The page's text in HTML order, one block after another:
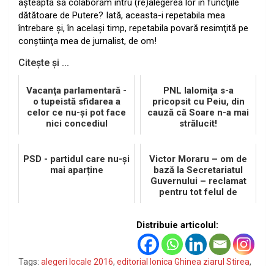
aşteaptă să colaborăm întru (re)alegerea lor în funcţiile
dătătoare de Putere? Iată, aceasta-i repetabila mea
întrebare şi, în acelaşi timp, repetabila povară resimţită pe
conştiinţa mea de jurnalist, de om!
Citește și ...
Vacanţa parlamentară -
o tupeistă sfidarea a
celor ce nu-şi pot face
nici concediul
PNL Ialomiţa s-a
pricopsit cu Peiu, din
cauză că Soare n-a mai
strălucit!
PSD - partidul care nu-și
mai aparține
Victor Moraru – om de
bază la Secretariatul
Guvernului – reclamat
pentru tot felul de
potlogării
Distribuie articolul:
Tags: alegeri locale 2016, editorial Ionica Ghinea ziarul Stirea,